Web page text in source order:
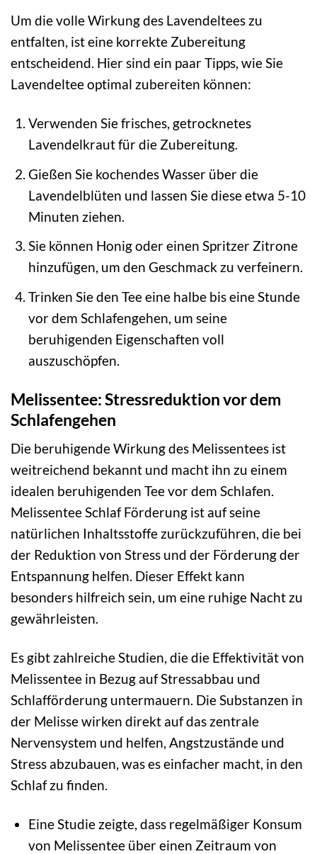
Um die volle Wirkung des Lavendeltees zu
entfalten, ist eine korrekte Zubereitung
entscheidend. Hier sind ein paar Tipps, wie Sie
Lavendeltee optimal zubereiten können:
Verwenden Sie frisches, getrocknetes
Lavendelkraut für die Zubereitung.
Gießen Sie kochendes Wasser über die
Lavendelblüten und lassen Sie diese etwa 5-10
Minuten ziehen.
Sie können Honig oder einen Spritzer Zitrone
hinzufügen, um den Geschmack zu verfeinern.
Trinken Sie den Tee eine halbe bis eine Stunde
vor dem Schlafengehen, um seine
beruhigenden Eigenschaften voll
auszuschöpfen.
Melissentee: Stressreduktion vor dem
Schlafengehen
Die beruhigende Wirkung des Melissentees ist
weitreichend bekannt und macht ihn zu einem
idealen beruhigenden Tee vor dem Schlafen.
Melissentee Schlaf Förderung ist auf seine
natürlichen Inhaltsstoffe zurückzuführen, die bei
der Reduktion von Stress und der Förderung der
Entspannung helfen. Dieser Effekt kann
besonders hilfreich sein, um eine ruhige Nacht zu
gewährleisten.
Es gibt zahlreiche Studien, die die Effektivität von
Melissentee in Bezug auf Stressabbau und
Schlafförderung untermauern. Die Substanzen in
der Melisse wirken direkt auf das zentrale
Nervensystem und helfen, Angstzustände und
Stress abzubauen, was es einfacher macht, in den
Schlaf zu finden.
Eine Studie zeigte, dass regelmäßiger Konsum
von Melissentee über einen Zeitraum von